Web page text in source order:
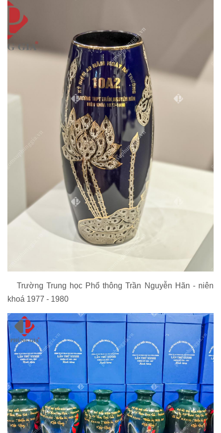
Trường Trung học Phổ thông Trần Nguyễn Hãn - niên
khoá 1977 - 1980